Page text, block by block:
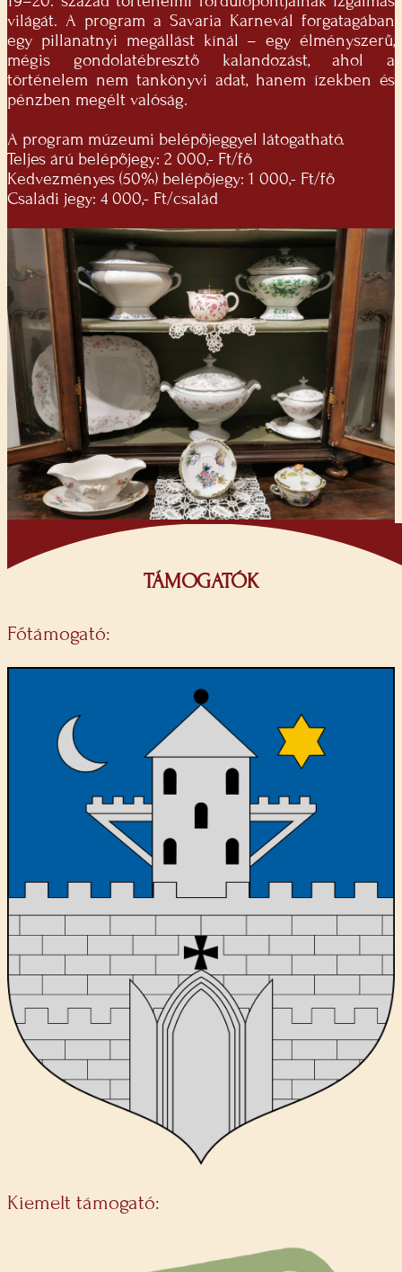
világát. A program a Savaria Karnevál forgatagában
egy pillanatnyi megállást kínál – egy élményszerű,
mégis gondolatébresztő kalandozást, ahol a
történelem nem tankönyvi adat, hanem ízekben és
pénzben megélt valóság.
A program múzeumi belépőjeggyel látogatható.
Teljes árú belépőjegy: 2 000,- Ft/fő
Kedvezményes (50%) belépőjegy: 1 000,- Ft/fő
Családi jegy: 4 000,- Ft/család
TÁMOGATÓK
Főtámogató:
Kiemelt támogató: